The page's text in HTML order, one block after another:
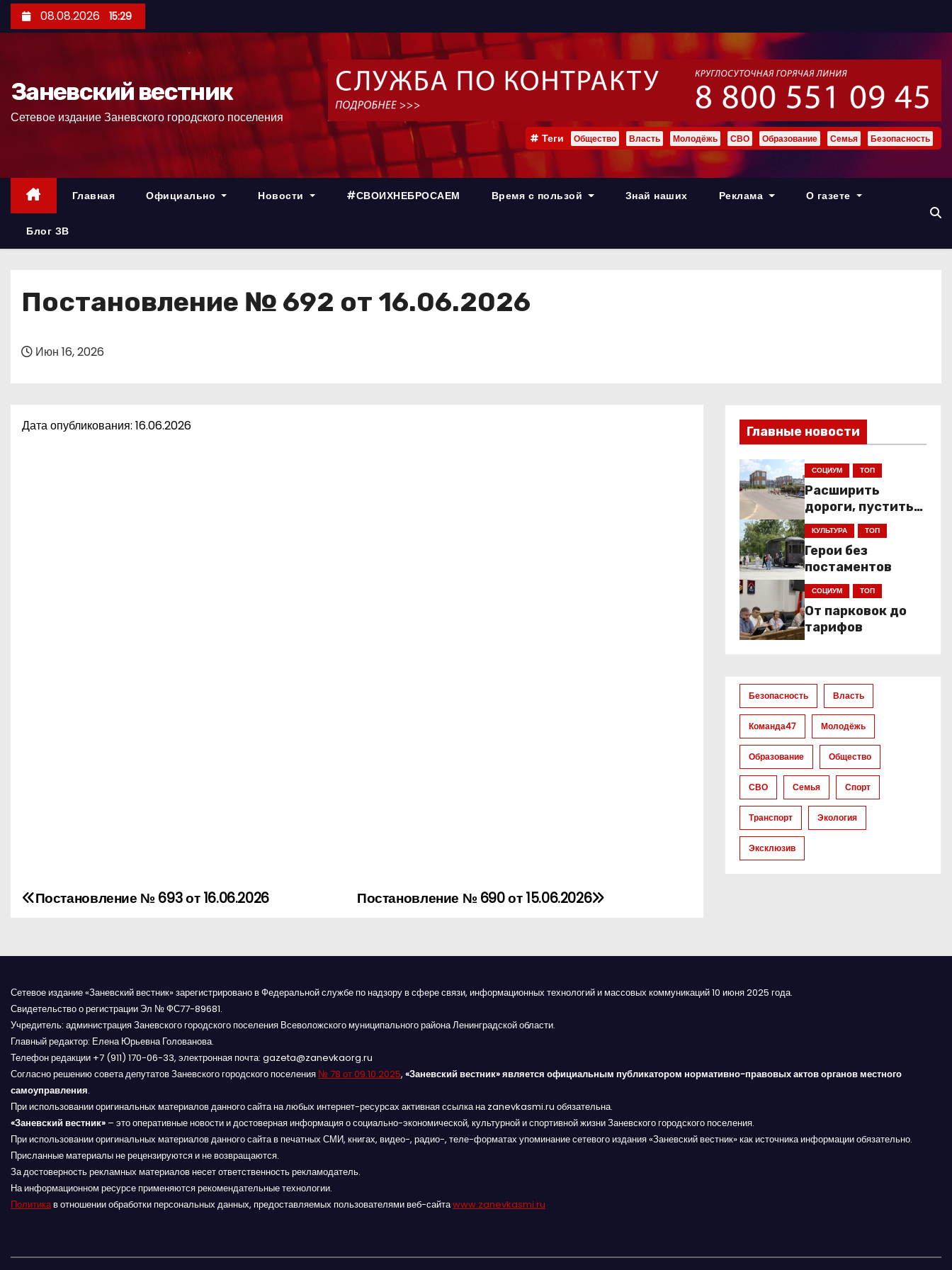
е
р
08.08.2026 15:29
Заневский вестник
Сетевое издание Заневского городского поселения
Теги Общество Власть Молодёжь СВО Образование Семья Безопасность
Главная Официально Новости #СВОИХНЕБРОСАЕМ Время с пользой Знай наших Реклама О газете
Блог ЗВ
Постановление № 692 от 16.06.2026
Июн 16, 2026
Дата опубликования: 16.06.2026
Н
в
и
г
а
ц
и
я
п
о
а
Постановление № 690 от 15.06.2026
Постановление № 693 от 16.06.2026
Главные новости
СОЦИУМ ТОП
Расширить
дороги, пустить
низкопольники
КУЛЬТУРА ТОП
Герои без
постаментов
СОЦИУМ ТОП
От парковок до
тарифов
Безопасность Власть
Команда47 Молодёжь
Образование Общество
СВО Семья Спорт
Транспорт Экология
Эксклюзив
Сетевое издание «Заневский вестник» зарегистрировано в Федеральной службе по надзору в сфере связи, информационных технологий и массовых коммуникаций 10 июня 2025 года.
Свидетельство о регистрации Эл № ФС77-89681.
Учредитель: администрация Заневского городского поселения Всеволожского муниципального района Ленинградской области.
Главный редактор: Елена Юрьевна Голованова.
Телефон редакции +7 (911) 170-06-33, электронная почта: gazeta@zanevkaorg.ru
Согласно решению совета депутатов Заневского городского поселения № 78 от 09.10.2025, «Заневский вестник» является официальным публикатором нормативно-правовых актов органов местного
самоуправления.
При использовании оригинальных материалов данного сайта на любых интернет-ресурсах активная ссылка на zanevkasmi.ru обязательна.
«Заневский вестник» – это оперативные новости и достоверная информация о социально-экономической, культурной и спортивной жизни Заневского городского поселения.
При использовании оригинальных материалов данного сайта в печатных СМИ, книгах, видео-, радио-, теле-форматах упоминание сетевого издания «Заневский вестник» как источника информации обязательно.
Присланные материалы не рецензируются и не возвращаются.
За достоверность рекламных материалов несет ответственность рекламодатель.
На информационном ресурсе применяются рекомендательные технологии.
Политикав отношении обработки персональных данных, предоставляемых пользователями веб-сайтаwww.zanevkasmi.ru